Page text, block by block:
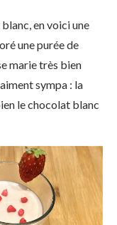
en voici une
une purée de
marie très bien
sympa : la
le chocolat blanc